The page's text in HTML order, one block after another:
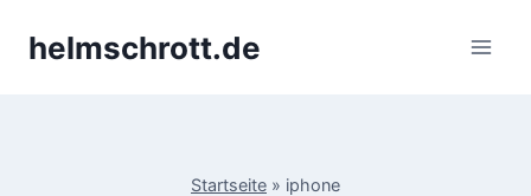
Inhalthelmschrott.de
Startseite » iphone